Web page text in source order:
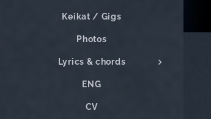
Keikat / Gigs
Photos
Lyrics & chords
ENG
CV